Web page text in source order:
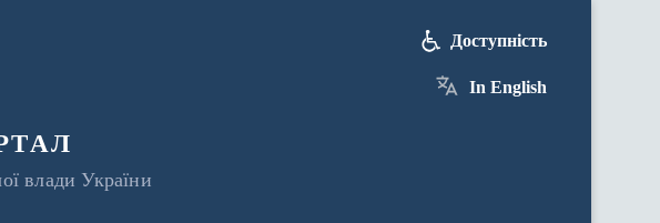
влади України
Доступність
In English